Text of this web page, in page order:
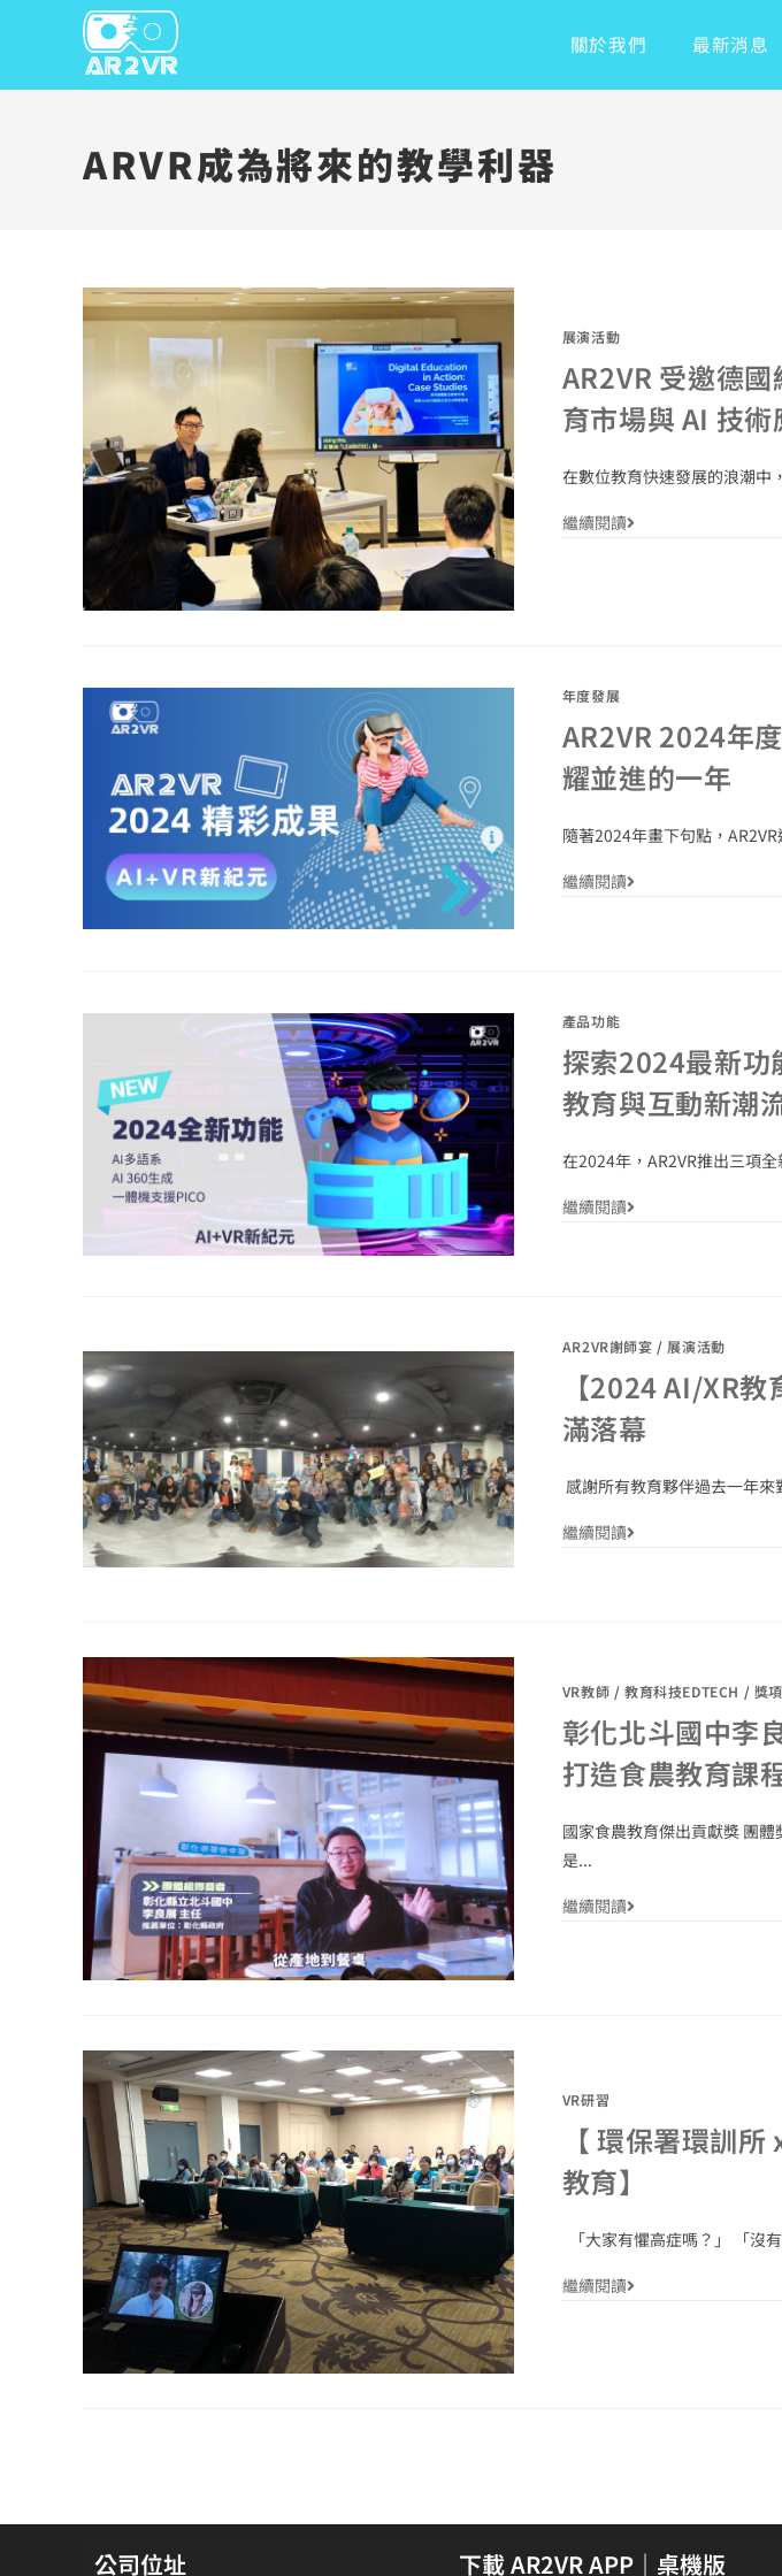
關於我們 最新消息
ARVR成為將來的教學利器
展演活動
AR2VR 受邀德
育市場與 AI 技
在數位教育快速發展的浪潮中
繼續閱讀
年度發展
AR2VR 2024年
耀並進的一年
隨著2024年畫下句點，
繼續閱讀
產品功能
探索2024最新功
教育與互動新潮
在2024年，AR2VR推出三項
繼續閱讀
AR2VR謝師宴 / 展演活動
【2024 AI/XR
滿落幕
感謝所有教育夥伴過去一年來
繼續閱讀
VR教師 /教育科技EDTECH / 獎
彰化北斗國中李
打造食農教育課
國家食農教育傑出貢獻獎 團體
是...
繼續閱讀
VR研習
【 環保署環訓
教育】
「大家有懼高症嗎？」 「沒
繼續閱讀
公司位址 下載 AR2VR APP｜桌機版